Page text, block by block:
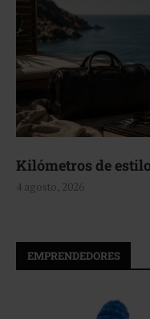
Kilómetros de
4 agosto, 2026
EMPRENDEDORES